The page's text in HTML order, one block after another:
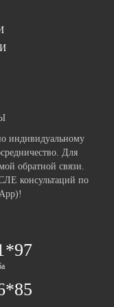
индивидуальному
Для
обратной связи.
консультаций по